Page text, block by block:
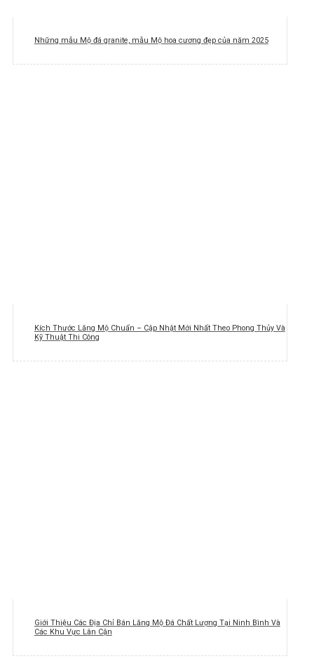
Những mẫu Mộ đá granite, mẫu Mộ hoa cương đẹp của năm 2025
Kích Thước Lăng Mộ Chuẩn – Cập Nhật Mới Nhất Theo Phong Thủy Và
Kỹ Thuật Thi Công
Giới Thiệu Các Địa Chỉ Bán Lăng Mộ Đá Chất Lượng Tại Ninh Bình Và
Các Khu Vực Lân Cận